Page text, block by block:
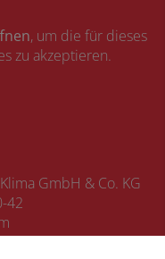
, um die für dieses
zu akzeptieren.
GmbH & Co. KG
42